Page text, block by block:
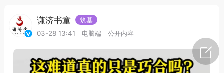
节气气象
谦济书童
筑基
03-28 13:41
电脑端 公开内容